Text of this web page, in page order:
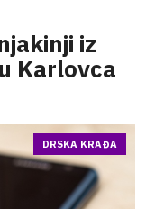
iz
Karlovca
DRSKA KRAĐA